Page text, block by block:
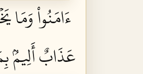
ءَامَنُواْ
عَذَابٌ أَلِيمُۢ